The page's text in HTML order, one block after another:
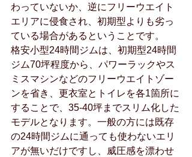
わっていないか、逆にフリーウエイト
エリアに侵食され、初期型よりも劣っ
ている場合があるということです。
格安小型24時間ジムは、初期型24時間
ジム70坪程度から、パワーラックやス
ミスマシンなどのフリーウエイトゾー
ンを省き、更衣室とトイレを各1箇所に
することで、35-40坪までスリム化した
モデルとなります。一般の方には既存
の24時間ジムに通っても使わないエリ
アが無いだけですし、威圧感を漂わせ